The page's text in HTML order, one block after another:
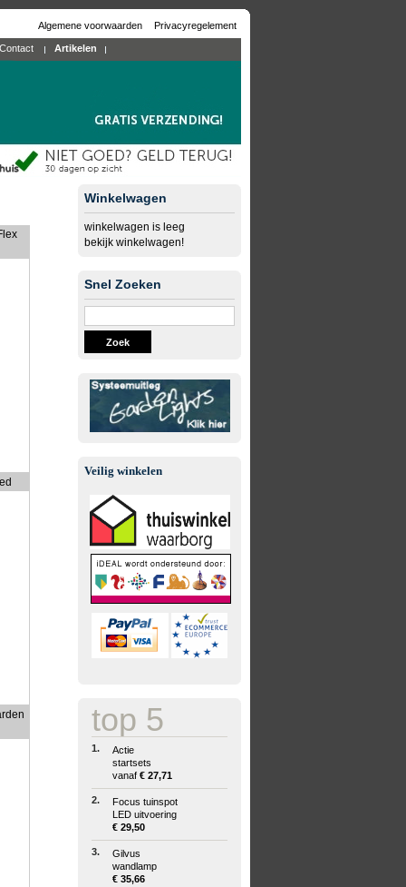
Algemene voorwaarden Privacyregelement
Contact Artikelen
Winkelwagen
winkelwagen is leeg
bekijk winkelwagen!
Snel Zoeken
Zoek
Veilig winkelen
top 5
1.
Actie
startsets
vanaf € 27,71
2.
Focus tuinspot
LED uitvoering
€ 29,50
3.
Gilvus
wandlamp
€ 35,66